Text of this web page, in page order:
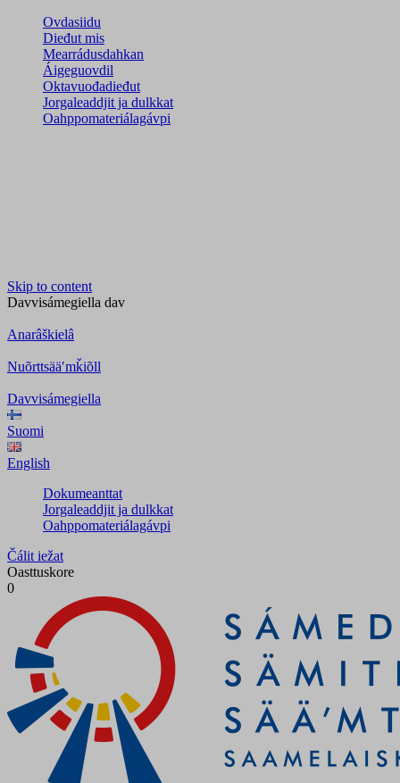
Ovdasiidu
Dieđut mis
Mearrádusdahkan
Áigeguovdil
Oktavuođadieđut
Jorgaleaddjit ja dulkkat
Oahppomateriálagávpi
Skip to content
Davvisámegiella dav
Anarâškielâ
Nuõrttsääʹmǩiõll
Davvisámegiella
Suomi
English
Dokumeanttat
Jorgaleaddjit ja dulkkat
Oahppomateriálagávpi
Čálit iežat
Oasttuskore
0